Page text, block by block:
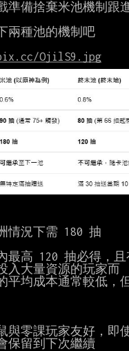
準備捨棄米池機制跟
兩種池的機制吧
OjilS9.jpg
情況下需 180 抽
最高 120 抽必得，且
入大量資源的玩家而
平均成本通常較低，
與零課玩家友好，即
保留到下次繼續